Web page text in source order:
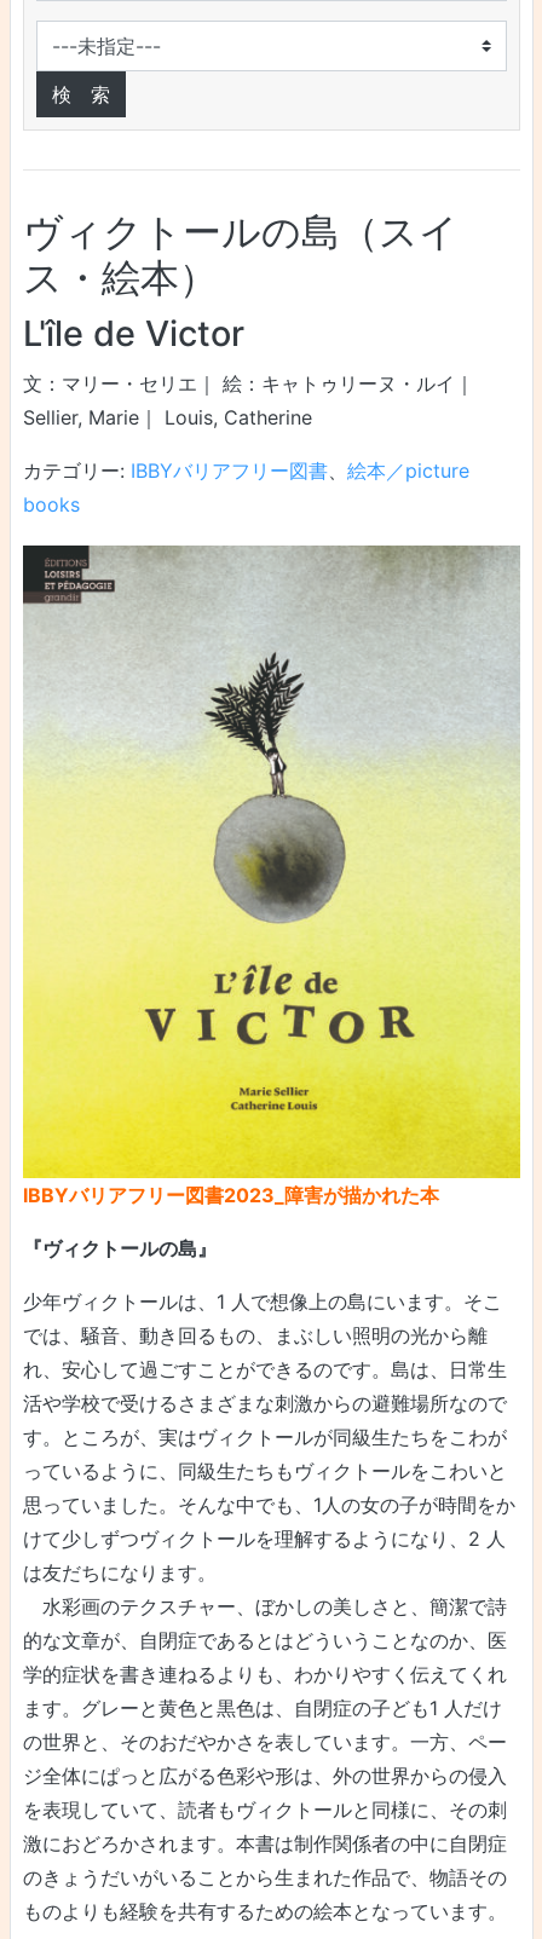
ヴィクトールの島（スイ
ス・絵本）
L'île de Victor
文：マリー・セリエ｜ 絵：キャトゥリーヌ・ルイ｜
Sellier, Marie｜ Louis, Catherine
カテゴリー: IBBYバリアフリー図書、 絵本／picture
books
IBBYバリアフリー図書2023_障害が描かれた本
『ヴィクトールの島』
少年ヴィクトールは、1 人で想像上の島にいます。そこ
では、騒音、動き回るもの、まぶしい照明の光から離
れ、安心して過ごすことができるのです。島は、日常生
活や学校で受けるさまざまな刺激からの避難場所なので
す。ところが、実はヴィクトールが同級生たちをこわが
っているように、同級生たちもヴィクトールをこわいと
思っていました。そんな中でも、1人の女の子が時間をか
けて少しずつヴィクトールを理解するようになり、2 人
は友だちになります。
水彩画のテクスチャー、ぼかしの美しさと、簡潔で詩
的な文章が、自閉症であるとはどういうことなのか、医
学的症状を書き連ねるよりも、わかりやすく伝えてくれ
ます。グレーと黄色と黒色は、自閉症の子ども1 人だけ
の世界と、そのおだやかさを表しています。一方、ペー
ジ全体にぱっと広がる色彩や形は、外の世界からの侵入
を表現していて、読者もヴィクトールと同様に、その刺
激におどろかされます。本書は制作関係者の中に自閉症
のきょうだいがいることから生まれた作品で、物語その
ものよりも経験を共有するための絵本となっています。